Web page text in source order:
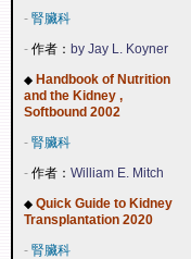
- 腎臟科
- 作者： by Jay L. Koyner
◆ Handbook of Nutrition
and the Kidney ,
Softbound 2002
- 腎臟科
- 作者： William E. Mitch
◆ Quick Guide to Kidney
Transplantation 2020
- 腎臟科